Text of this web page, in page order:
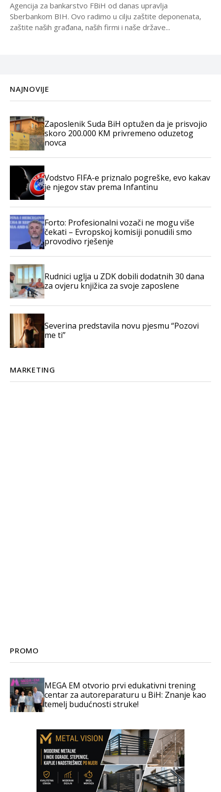
Agencija za bankarstvo FBiH od danas upravlja
Sberbankom BIH. Ovo radimo u cilju zaštite deponenata,
zaštite naših građana, naših firmi i naše države...
NAJNOVIJE
Zaposlenik Suda BiH optužen da je prisvojio
skoro 200.000 KM privremeno oduzetog
novca
Vodstvo FIFA-e priznalo pogreške, evo kakav
je njegov stav prema Infantinu
Forto: Profesionalni vozači ne mogu više
čekati – Evropskoj komisiji ponudili smo
provodivo rješenje
Rudnici uglja u ZDK dobili dodatnih 30 dana
za ovjeru knjižica za svoje zaposlene
Severina predstavila novu pjesmu “Pozovi
me ti”
MARKETING
PROMO
MEGA EM otvorio prvi edukativni trening
centar za autoreparaturu u BiH: Znanje kao
temelj budućnosti struke!